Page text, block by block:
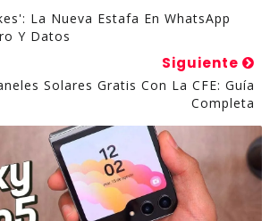
La Nueva Estafa En WhatsApp
Y Datos
Siguiente
Solares Gratis Con La CFE: Guía
Completa